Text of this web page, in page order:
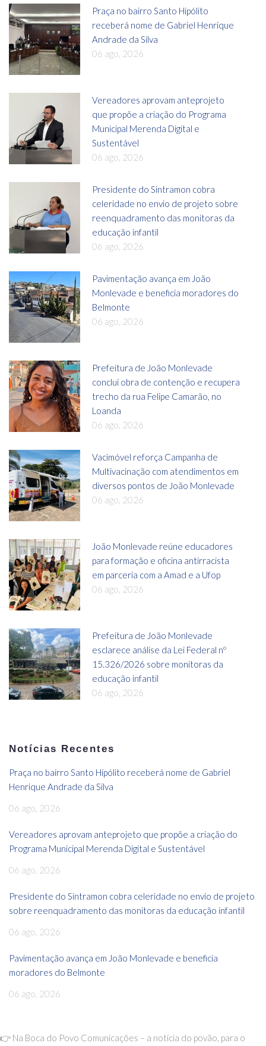
Praça no bairro Santo Hipólito
receberá nome de Gabriel Henrique
Andrade da Silva
06 ago, 2026
Vereadores aprovam anteprojeto
que propõe a criação do Programa
Municipal Merenda Digital e
Sustentável
06 ago, 2026
Presidente do Sintramon cobra
celeridade no envio de projeto sobre
reenquadramento das monitoras da
educação infantil
06 ago, 2026
Pavimentação avança em João
Monlevade e beneficia moradores do
Belmonte
06 ago, 2026
Prefeitura de João Monlevade
conclui obra de contenção e recupera
trecho da rua Felipe Camarão, no
Loanda
06 ago, 2026
Vacimóvel reforça Campanha de
Multivacinação com atendimentos em
diversos pontos de João Monlevade
06 ago, 2026
João Monlevade reúne educadores
para formação e oficina antirracista
em parceria com a Amad e a Ufop
06 ago, 2026
Prefeitura de João Monlevade
esclarece análise da Lei Federal nº
15.326/2026 sobre monitoras da
educação infantil
06 ago, 2026
Notícias Recentes
Praça no bairro Santo Hipólito receberá nome de Gabriel
Henrique Andrade da Silva
06 ago, 2026
Vereadores aprovam anteprojeto que propõe a criação do
Programa Municipal Merenda Digital e Sustentável
06 ago, 2026
Presidente do Sintramon cobra celeridade no envio de projeto
sobre reenquadramento das monitoras da educação infantil
06 ago, 2026
Pavimentação avança em João Monlevade e beneficia
moradores do Belmonte
06 ago, 2026
👉 Na Boca do Povo Comunicações – a notícia do povão, para o